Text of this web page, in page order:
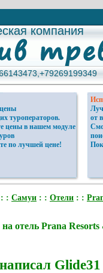
компания
компания
туроператоров.
цены в нашем модуле
по лучшей цене!
от
: : Самуи : : Отели : :
отель Prana Resorts
Glide31